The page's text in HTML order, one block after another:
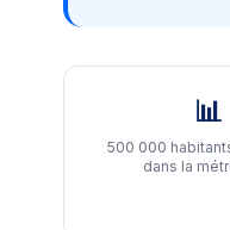
📊
500 000
dans la